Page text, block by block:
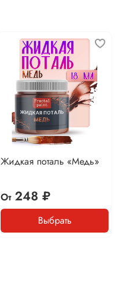
Жидкая поталь «Медь»
От248 ₽
Выбрать